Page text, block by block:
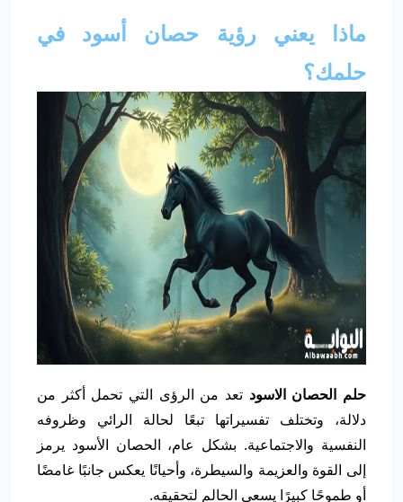
ماذا يعني رؤية حصان أسود في
حلمك؟
حلم الحصان الاسود تعد من الرؤى التي تحمل أكثر من
دلالة، وتختلف تفسيراتها تبعًا لحالة الرائي وظروفه
النفسية والاجتماعية. بشكل عام، الحصان الأسود يرمز
إلى القوة والعزيمة والسيطرة، وأحيانًا يعكس جانبًا غامضًا
أو طموحًا كبيرًا يسعى الحالم لتحقيقه.